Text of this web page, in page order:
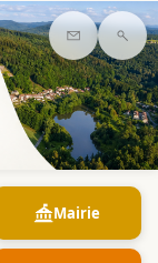
Contact
Mairie